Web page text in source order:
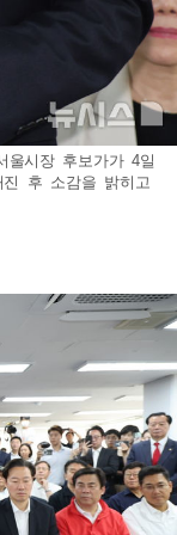
울시장 후보가가 4일
진 후 소감을 밝히고